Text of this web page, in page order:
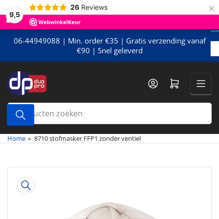
9,5
26 Reviews ×
Meteen
naar
de
content06-44949088 | Min. order €35 | Gratis verzending vanaf
€90 | Snel geleverd
Producten
zoeken
Mini-winkelwagen openen
Home » 8710 stofmasker FFP1 zonder ventiel
naar